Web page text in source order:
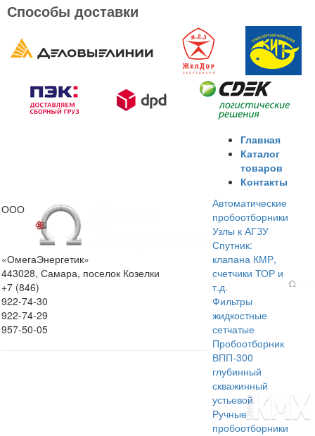
Способы доставки
ООО
«ОмегаЭнергетик»
443028, Самара, поселок Козелки
+7 (846)
922-74-30
922-74-29
957-50-05
Главная
Каталог
товаров
Контакты
Автоматические
пробоотборники
Узлы к АГЗУ
Спутник:
клапана КМР,
счетчики ТОР и
т.д.
Фильтры
жидкостные
сетчатые
Пробоотборник
ВПП-300
глубинный
скважинный
устьевой
Ручные
пробоотборники